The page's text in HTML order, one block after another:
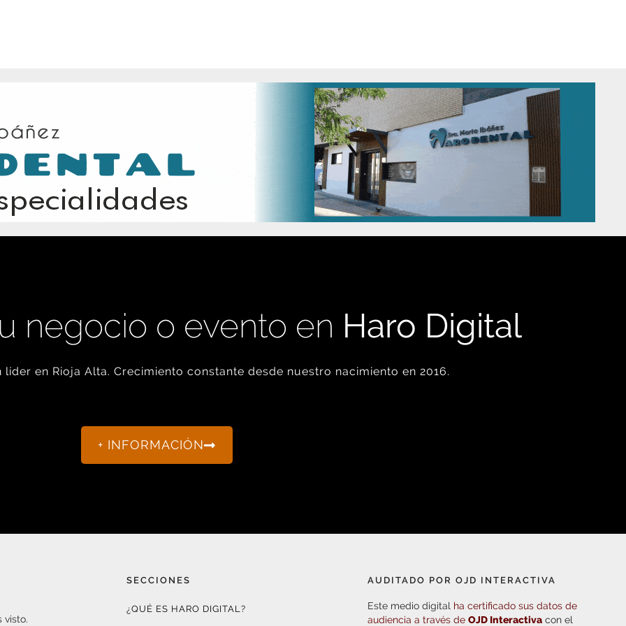
negocio o evento en Haro Digital
en Rioja Alta. Crecimiento constante desde nuestro nacimiento en 2016.
+ INFORMACIÓN
visto.
SECCIONES
¿QUÉ ES HARO DIGITAL?
AUDITADO POR OJD INTERACTIVA
Este medio digital ha certificado sus datos de
audiencia a través deOJD Interactiva con el